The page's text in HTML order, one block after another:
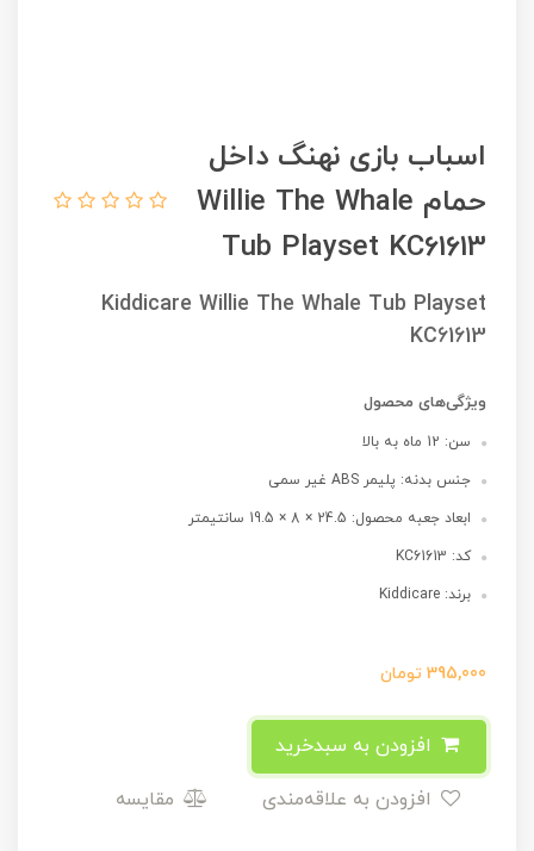
اسباب بازی نهنگ داخل
حمام Willie The Whale
Tub Playset KC61613
Kiddicare Willie The Whale Tub Playset
KC61613
ویژگی‌های محصول
سن: 12 ماه به بالا
جنس بدنه: پلیمر ABS غیر سمی
ابعاد جعبه محصول: 24.5 × 8 × 19.5 سانتیمتر
کد: KC61613
برند: Kiddicare
395,000 تومان
مقایسه